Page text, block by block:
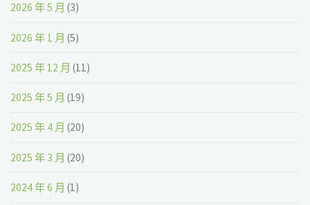
2026 年 5 月 (3)
2026 年 1 月 (5)
2025 年 12 月 (11)
2025 年 5 月 (19)
2025 年 4 月 (20)
2025 年 3 月 (20)
2024 年 6 月 (1)